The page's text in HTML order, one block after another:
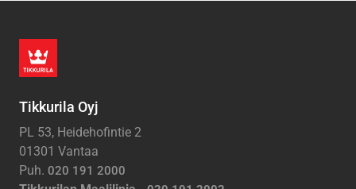
Tikkurila Oyj
PL 53, Heidehofintie 2
01301 Vantaa
Puh. 020 191 2000